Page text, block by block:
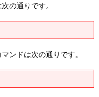
の通りです。
ンドは次の通りです。